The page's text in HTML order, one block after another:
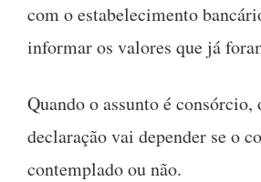
com o estabelecimento
informar os valores que já
Quando o assunto é
declaração vai depender se o
contemplado ou não.